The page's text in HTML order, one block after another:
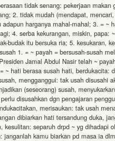
tidak senang: pekerjaan
2. tidak mudah (mendapat,
harganya mahal-mahal; 3. = ~
4. serba kekurangan, miskin, papa:
budak itu bersuka ria; 5. kesukaran,
1. = ~ payah = bersusah-susah
Jamal Abdul Nasir telah ~
hati berasa susah hati, berdukacita:
mengganggui: tak usah disusahi
(seseorang) susah,
disusahkan dgn pengajaran
merisaukan: tak usah
dibiarkan hati tersandung duka,
kesulitan: separuh drpd ~ yg dihadapi
kamu biarkan pd masa ia